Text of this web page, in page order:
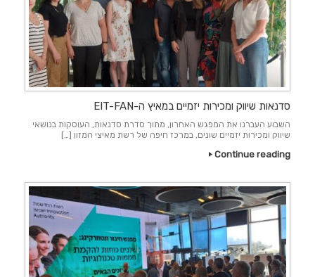
סדנאות שיווק ומכירות יזמיים במאיץ ה-EIT-FAN
השבוע העברנו את המפגש האחרון, מתוך סדרת סדנאות, העוסקות בנושאי
שיווק ומכירות יזמיים שונים, במרכז חיפה של רשת מאיצי המזון […]
Continue reading